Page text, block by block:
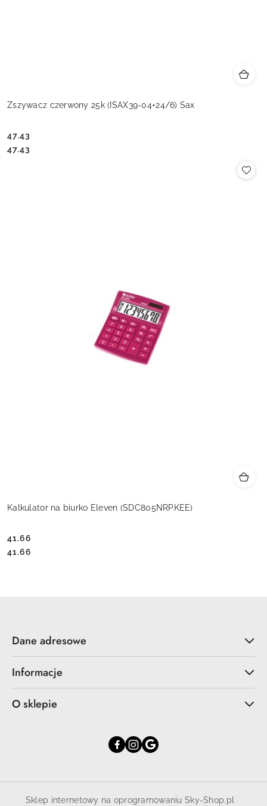
Zszywacz czerwony 25k (ISAX39-04+24/6) Sax
Cena:
47.43
Cena:
47.43
Kalkulator na biurko Eleven (SDC805NRPKEE)
Cena:
41.66
Cena:
41.66
Dane adresowe
Informacje
O sklepie
Sklep internetowy na oprogramowaniu Sky-Shop.pl